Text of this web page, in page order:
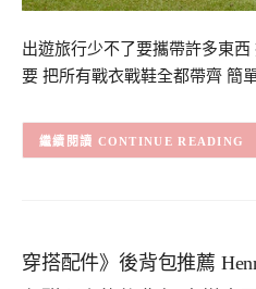
出遊旅行少不了要攜帶許多東
要 把所有戰衣戰鞋全都帶齊 簡
CONTINUE READING
穿搭配件》後背包推薦